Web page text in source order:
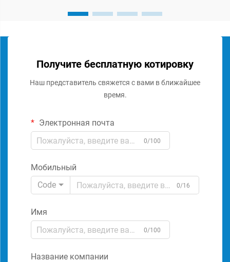
Получите бесплатную котировку
Наш представитель свяжется с вами в ближайшее
время.
Электронная почта
0/100
Мобильный
Code
0/16
Имя
0/100
Название компании